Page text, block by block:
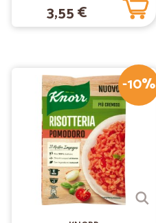
3,55 €
-10%